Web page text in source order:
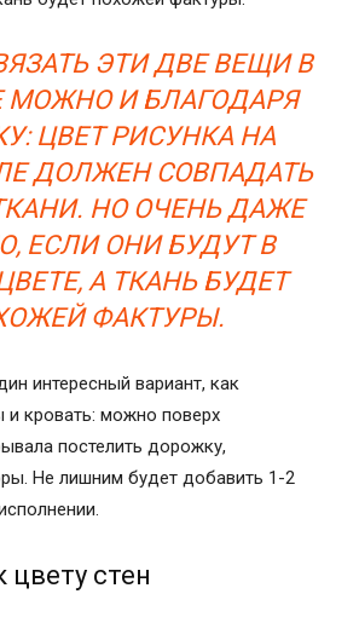
ЭТИ ДВЕ ВЕЩИ В
МОЖНО И БЛАГОДАРЯ
ЦВЕТ РИСУНКА НА
ДОЛЖЕН СОВПАДАТЬ
НО ОЧЕНЬ ДАЖЕ
ЕСЛИ ОНИ БУДУТ В
А ТКАНЬ БУДЕТ
ФАКТУРЫ.
интересный вариант, как
и кровать: можно поверх
постелить дорожку,
Не лишним будет добавить 1-2
стен